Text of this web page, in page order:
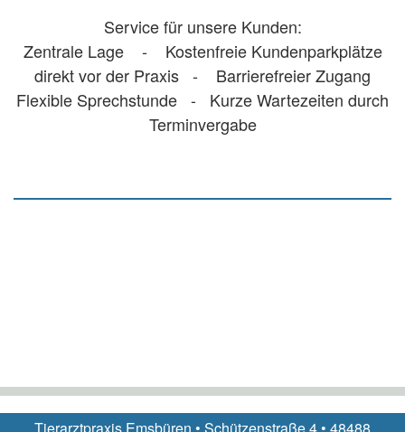
Service für unsere Kunden:
Zentrale Lage - Kostenfreie Kundenparkplätze
direkt vor der Praxis - Barrierefreier Zugang
Flexible Sprechstunde - Kurze Wartezeiten durch
Terminvergabe
Tierarztpraxis Emsbüren • Schützenstraße 4 • 48488